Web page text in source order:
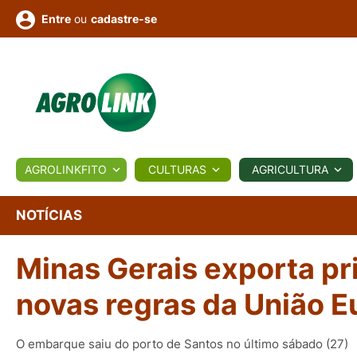
BIOLÓGICOS COTAÇÕES NOTÍCIAS
Conversor Colunistas Eventos
e
Vídeos
Entre ou cadastre-se
AGROLINKFITO CULTURAS AGRICULTURA
NOTÍCIAS
Minas Gerais exporta
novas regras da União
O embarque saiu do porto de Santos no último sábado (27)